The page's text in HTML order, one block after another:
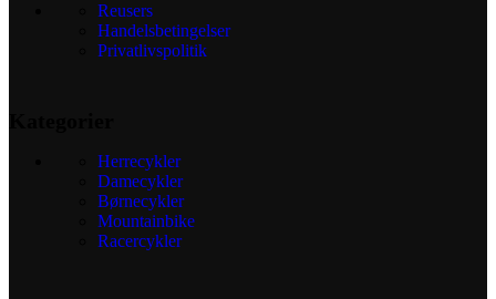
Reusers
Handelsbetingelser
Privatlivspolitik
Herrecykler
Damecykler
Børnecykler
Mountainbike
Racercykler